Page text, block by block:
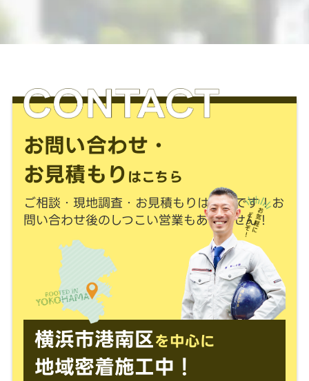
お問い合わせ・
お見積もり はこちら
ご相談・現地調査・お見積もりは無料です！お
問い合わせ後のしつこい営業もありません！
横浜市港南区を中心に
地域密着施工中！